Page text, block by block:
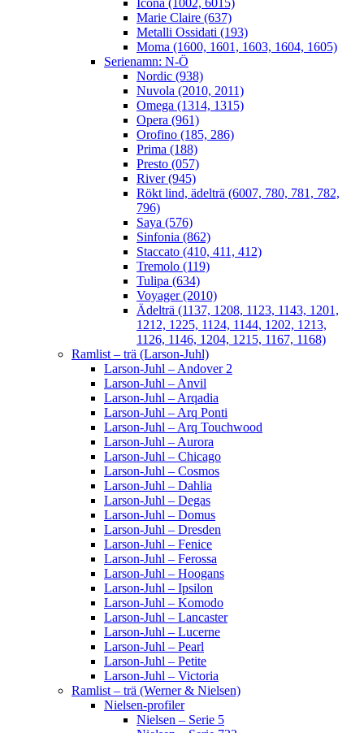
Icona (1002, 6015)
Marie Claire (637)
Metalli Ossidati (193)
Moma (1600, 1601, 1603, 1604, 1605)
Serienamn: N-Ö
Nordic (938)
Nuvola (2010, 2011)
Omega (1314, 1315)
Opera (961)
Orofino (185, 286)
Prima (188)
Presto (057)
River (945)
Rökt lind, ädelträ (6007, 780, 781, 782,
796)
Saya (576)
Sinfonia (862)
Staccato (410, 411, 412)
Tremolo (119)
Tulipa (634)
Voyager (2010)
Ädelträ (1137, 1208, 1123, 1143, 1201,
1212, 1225, 1124, 1144, 1202, 1213,
1126, 1146, 1204, 1215, 1167, 1168)
Ramlist – trä (Larson-Juhl)
Larson-Juhl – Andover 2
Larson-Juhl – Anvil
Larson-Juhl – Arqadia
Larson-Juhl – Arq Ponti
Larson-Juhl – Arq Touchwood
Larson-Juhl – Aurora
Larson-Juhl – Chicago
Larson-Juhl – Cosmos
Larson-Juhl – Dahlia
Larson-Juhl – Degas
Larson-Juhl – Domus
Larson-Juhl – Dresden
Larson-Juhl – Fenice
Larson-Juhl – Ferossa
Larson-Juhl – Hoogans
Larson-Juhl – Ipsilon
Larson-Juhl – Komodo
Larson-Juhl – Lancaster
Larson-Juhl – Lucerne
Larson-Juhl – Pearl
Larson-Juhl – Petite
Larson-Juhl – Victoria
Ramlist – trä (Werner & Nielsen)
Nielsen-profiler
Nielsen – Serie 5